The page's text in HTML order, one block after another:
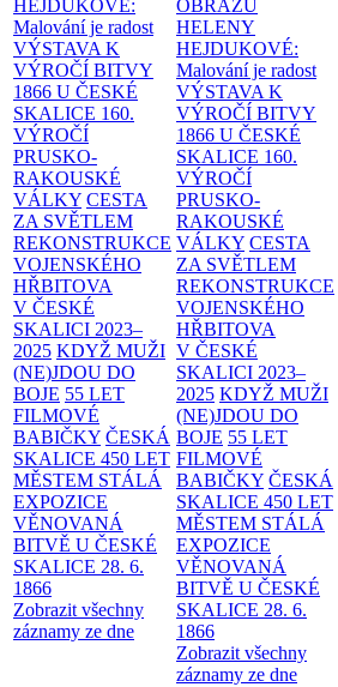
HEJDUKOVÉ:
Malování je radost
VÝSTAVA K
VÝROČÍ BITVY
1866 U ČESKÉ
SKALICE 160.
VÝROČÍ
PRUSKO-
RAKOUSKÉ
VÁLKY CESTA
ZA SVĚTLEM
REKONSTRUKCE
VOJENSKÉHO
HŘBITOVA
V ČESKÉ
SKALICI 2023–
2025 KDYŽ MUŽI
(NE)JDOU DO
BOJE 55 LET
FILMOVÉ
BABIČKY ČESKÁ
SKALICE 450 LET
MĚSTEM STÁLÁ
EXPOZICE
VĚNOVANÁ
BITVĚ U ČESKÉ
SKALICE 28. 6.
1866
Zobrazit všechny
záznamy ze dne
OBRAZŮ
HELENY
HEJDUKOVÉ:
Malování je radost
VÝSTAVA K
VÝROČÍ BITVY
1866 U ČESKÉ
SKALICE 160.
VÝROČÍ
PRUSKO-
RAKOUSKÉ
VÁLKY CESTA
ZA SVĚTLEM
REKONSTRUKCE
VOJENSKÉHO
HŘBITOVA
V ČESKÉ
SKALICI 2023–
2025 KDYŽ MUŽI
(NE)JDOU DO
BOJE 55 LET
FILMOVÉ
BABIČKY ČESKÁ
SKALICE 450 LET
MĚSTEM STÁLÁ
EXPOZICE
VĚNOVANÁ
BITVĚ U ČESKÉ
SKALICE 28. 6.
1866
Zobrazit všechny
záznamy ze dne